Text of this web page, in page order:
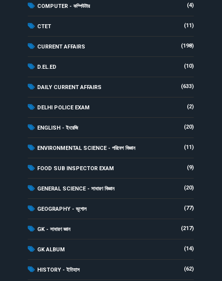
COMPUTER - কম্পিউটার (4)
CTET (11)
CURRENT AFFAIRS (198)
D.EL.ED (10)
DAILY CURRENT AFFAIRS (633)
DELHI POLICE EXAM (2)
ENGLISH - ইংরেজি (20)
ENVIRONMENTAL SCIENCE - পরিবেশ বিজ্ঞান (11)
FOOD SUB INSPECTOR EXAM (9)
GENERAL SCIENCE - সাধারণ বিজ্ঞান (20)
GEOGRAPHY - ভূগোল (77)
GK - সাধারণ জ্ঞান (217)
GK ALBUM (14)
HISTORY - ইতিহাস (62)